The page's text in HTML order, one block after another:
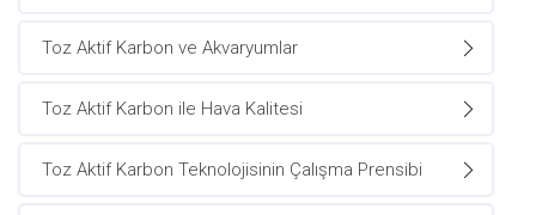
Toz Aktif Karbon ve Akvaryumlar
Toz Aktif Karbon ile Hava Kalitesi
Toz Aktif Karbon Teknolojisinin Çalışma Prensibi